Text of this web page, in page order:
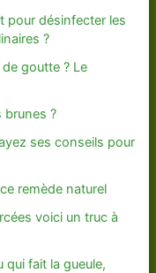
pour désinfecter les
?
goutte ? Le
brunes ?
ses conseils pour
remède naturel
voici un truc à
qui fait la gueule,